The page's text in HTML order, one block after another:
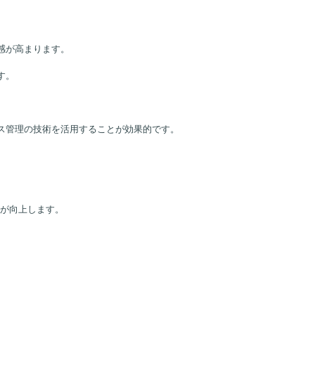
高まります。
理の技術を活用することが効果的です。
向上します。